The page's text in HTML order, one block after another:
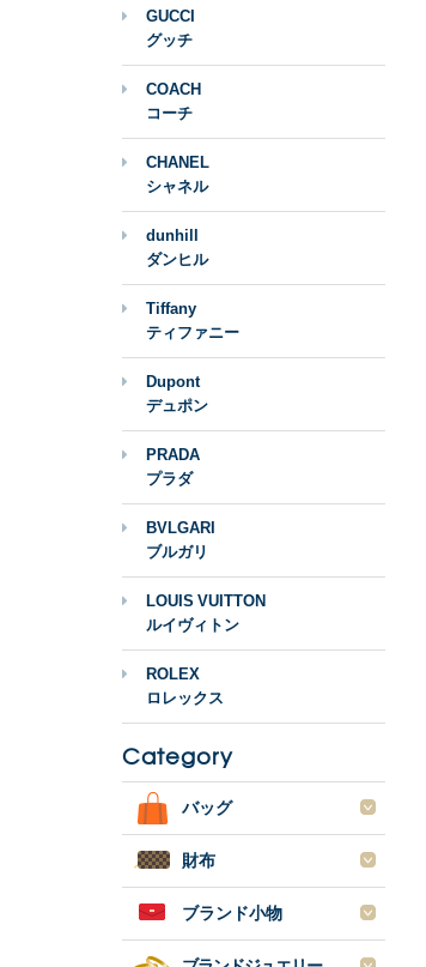
GUCCI
グッチ
COACH
コーチ
CHANEL
シャネル
dunhill
ダンヒル
Tiffany
ティファニー
Dupont
デュポン
PRADA
プラダ
BVLGARI
ブルガリ
LOUIS VUITTON
ルイヴィトン
ROLEX
ロレックス
Category
バッグ
財布
ブランド小物